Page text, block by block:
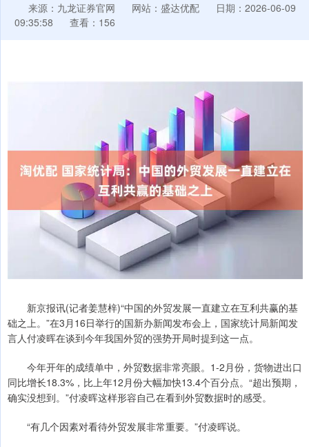
来源：九龙证券官网 网站：盛达优配
日期：2026-06-09
09:35:58
查看：156
新京报讯(记者姜慧梓)“中国的外贸发展一直建立在互利共赢的基
础之上。”在3月16日举行的国新办新闻发布会上，国家统计局新闻发
言人付凌晖在谈到今年我国外贸的强势开局时提到这一点。
今年开年的成绩单中，外贸数据非常亮眼。1-2月份，货物进出口
同比增长18.3%，比上年12月份大幅加快13.4个百分点。“超出预期，
确实没想到。”付凌晖这样形容自己在看到外贸数据时的感受。
“有几个因素对看待外贸发展非常重要。”付凌晖说。